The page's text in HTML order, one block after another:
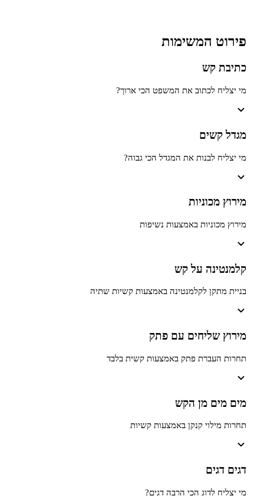
המשימות
קש
לכתוב את המשפט הכי ארוך?
לבנות את המגדל הכי גבוה?
באמצעות נשיפות
על קש
לקלמנטינה באמצעות קשיות שתיה
שליחים עם פתק
פתק באמצעות קשית בלבד
מן הקש
קנקן באמצעות קשיות
לדוג הכי הרבה דגים?